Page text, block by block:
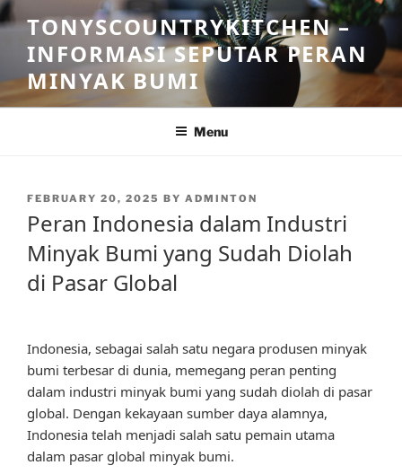
Skip
to
content
TONYSCOUNTRYKITCHEN –
INFORMASI SEPUTAR PERAN
MINYAK BUMI
Menu
POSTED
FEBRUARY 20, 2025 BY ADMINTON
Peran Indonesia dalam Industri
Minyak Bumi yang Sudah Diolah
di Pasar Global
Indonesia, sebagai salah satu negara produsen minyak
bumi terbesar di dunia, memegang peran penting
dalam industri minyak bumi yang sudah diolah di pasar
global. Dengan kekayaan sumber daya alamnya,
Indonesia telah menjadi salah satu pemain utama
dalam pasar global minyak bumi.